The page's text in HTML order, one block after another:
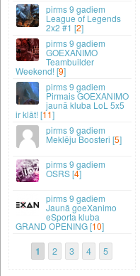
9 gadiem
League of Legends
2x2 #1 [2]
9 gadiem
GOEXANIMO
Teambuilder
Weekend! [9]
9 gadiem
Pirmais GOEXANIMO
jaunā kluba LoL 5x5
ir klāt! [11]
9 gadiem
Meklēju Boosteri [5]
9 gadiem
OSRS [4]
9 gadiem
Jaunā goeXanimo
eSporta kluba
GRAND OPENING [10]
1 2 3 4 5